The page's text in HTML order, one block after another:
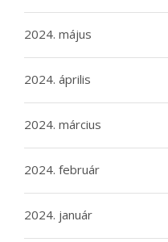
2024. május
2024. április
2024. március
2024. február
2024. január